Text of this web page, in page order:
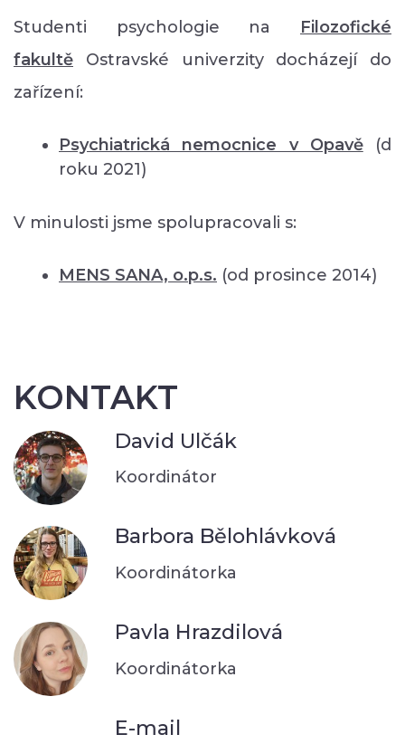
Studenti psychologie na Filozofické
fakultě Ostravské univerzity docházejí do
zařízení:
Psychiatrická nemocnice v Opavě(d
roku 2021)
V minulosti jsme spolupracovali s:
MENS SANA, o.p.s. (od prosince 2014)
KONTAKT
David Ulčák
Koordinátor
Barbora Bělohlávková
Koordinátorka
Pavla Hrazdilová
Koordinátorka
E-mail